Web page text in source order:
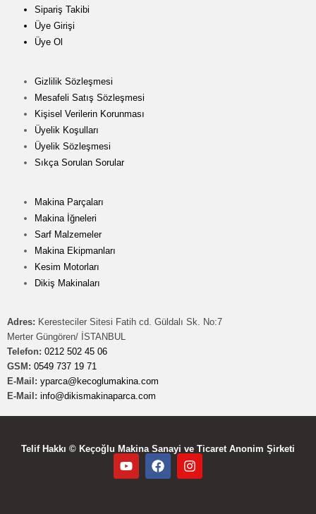
Sipariş Takibi
Üye Girişi
Üye Ol
Gizlilik Sözleşmesi
Mesafeli Satış Sözleşmesi
Kişisel Verilerin Korunması
Üyelik Koşulları
Üyelik Sözleşmesi
Sıkça Sorulan Sorular
Makina Parçaları
Makina İğneleri
Sarf Malzemeler
Makina Ekipmanları
Kesim Motorları
Dikiş Makinaları
Adres: Keresteciler Sitesi Fatih cd. Güldalı Sk. No:7
Merter Güngören/ İSTANBUL
Telefon: 0212 502 45 06
GSM: 0549 737 19 71
E-Mail: yparca@kecoglumakina.com
E-Mail: info@dikismakinaparca.com
Telif Hakkı © Keçoğlu Makina Sanayi ve Ticaret Anonim Şirketi